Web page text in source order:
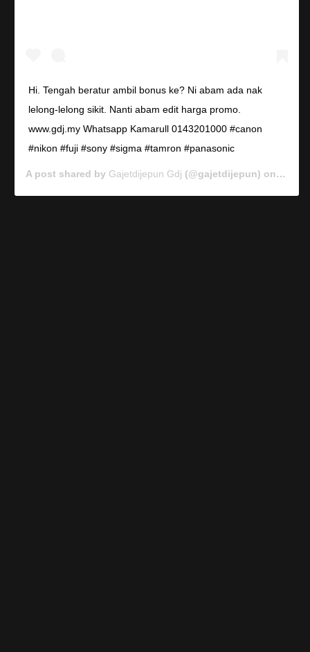
Hi. Tengah beratur ambil bonus ke? Ni abam ada nak
lelong-lelong sikit. Nanti abam edit harga promo.
www.gdj.my Whatsapp Kamarull 0143201000 #canon
#nikon #fuji #sony #sigma #tamron #panasonic
A post shared by Gajetdijepun Gdj (@gajetdijepun) on Jan 7,